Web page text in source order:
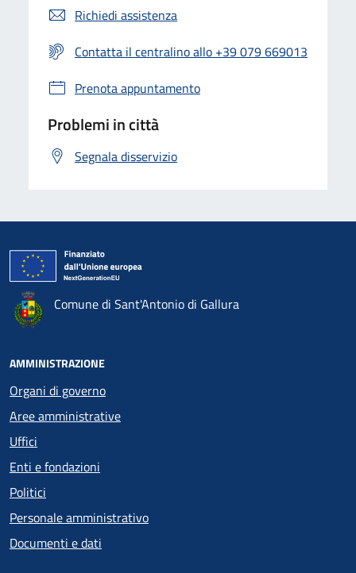
Richiedi assistenza
Contatta il centralino allo +39 079 669013
Prenota appuntamento
Problemi in città
Segnala disservizio
Comune di Sant'Antonio di Gallura
AMMINISTRAZIONE
Organi di governo
Aree amministrative
Uffici
Enti e fondazioni
Politici
Personale amministrativo
Documenti e dati